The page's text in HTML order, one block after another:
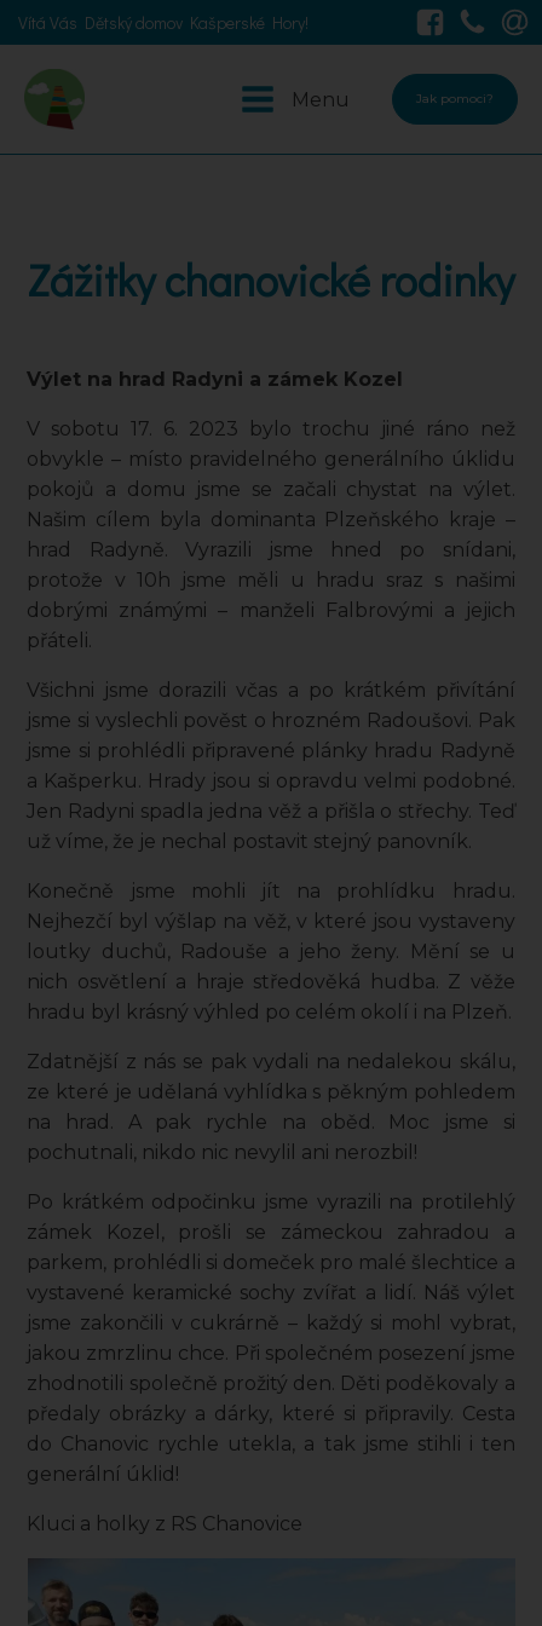
Vítá Vás Dětský domov Kašperské Hory!
Menu Jak pomoci?
Zážitky chanovické rodinky
Výlet na hrad Radyni a zámek Kozel
V sobotu 17. 6. 2023 bylo trochu jiné ráno než
obvykle – místo pravidelného generálního úklidu
pokojů a domu jsme se začali chystat na výlet.
Našim cílem byla dominanta Plzeňského kraje –
hrad Radyně. Vyrazili jsme hned po snídani,
protože v 10h jsme měli u hradu sraz s našimi
dobrými známými – manželi Falbrovými a jejich
přáteli.
Všichni jsme dorazili včas a po krátkém přivítání
jsme si vyslechli pověst o hrozném Radoušovi. Pak
jsme si prohlédli připravené plánky hradu Radyně
a Kašperku. Hrady jsou si opravdu velmi podobné.
Jen Radyni spadla jedna věž a přišla o střechy. Teď
už víme, že je nechal postavit stejný panovník.
Konečně jsme mohli jít na prohlídku hradu.
Nejhezčí byl výšlap na věž, v které jsou vystaveny
loutky duchů, Radouše a jeho ženy. Mění se u
nich osvětlení a hraje středověká hudba. Z věže
hradu byl krásný výhled po celém okolí i na Plzeň.
Zdatnější z nás se pak vydali na nedalekou skálu,
ze které je udělaná vyhlídka s pěkným pohledem
na hrad. A pak rychle na oběd. Moc jsme si
pochutnali, nikdo nic nevylil ani nerozbil!
Po krátkém odpočinku jsme vyrazili na protilehlý
zámek Kozel, prošli se zámeckou zahradou a
parkem, prohlédli si domeček pro malé šlechtice a
vystavené keramické sochy zvířat a lidí. Náš výlet
jsme zakončili v cukrárně – každý si mohl vybrat,
jakou zmrzlinu chce. Při společném posezení jsme
zhodnotili společně prožitý den. Děti poděkovaly a
předaly obrázky a dárky, které si připravily. Cesta
do Chanovic rychle utekla, a tak jsme stihli i ten
generální úklid!
Kluci a holky z RS Chanovice